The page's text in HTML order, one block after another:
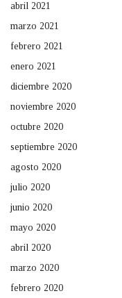
abril 2021
marzo 2021
febrero 2021
enero 2021
diciembre 2020
noviembre 2020
octubre 2020
septiembre 2020
agosto 2020
julio 2020
junio 2020
mayo 2020
abril 2020
marzo 2020
febrero 2020